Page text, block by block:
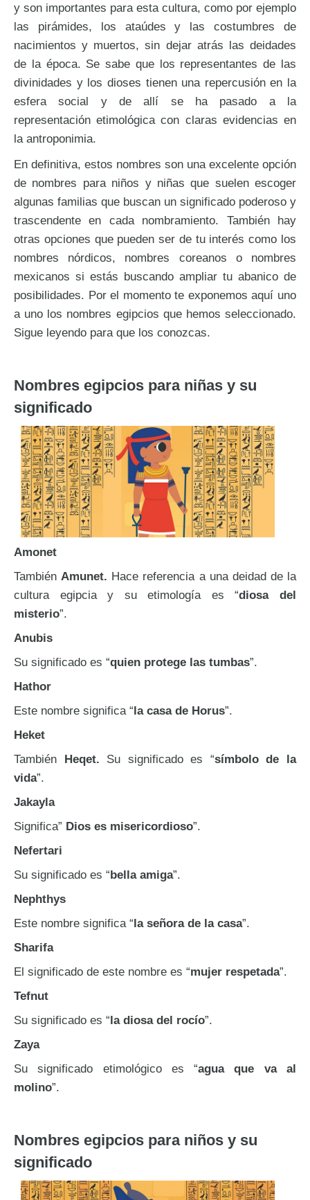
y son importantes para esta cultura, como por ejemplo
las pirámides, los ataúdes y las costumbres de
nacimientos y muertos, sin dejar atrás las deidades
de la época. Se sabe que los representantes de las
divinidades y los dioses tienen una repercusión en la
esfera social y de allí se ha pasado a la
representación etimológica con claras evidencias en
la antroponimia.
En definitiva, estos nombres son una excelente opción
de nombres para niños y niñas que suelen escoger
algunas familias que buscan un significado poderoso y
trascendente en cada nombramiento. También hay
otras opciones que pueden ser de tu interés como los
nombres nórdicos, nombres coreanos o nombres
mexicanos si estás buscando ampliar tu abanico de
posibilidades. Por el momento te exponemos aquí uno
a uno los nombres egipcios que hemos seleccionado.
Sigue leyendo para que los conozcas.
Nombres egipcios para niñas y su
significado
Amonet
TambiénAmunet. Hace referencia a una deidad de la
cultura egipcia y su etimología es “diosa del
misterio”.
Anubis
Su significado es “quien protege las tumbas”.
Hathor
Este nombre significa “la casa de Horus”.
Heket
También Heqet. Su significado es “símbolo de la
vida”.
Jakayla
Significa” Dios es misericordioso”.
Nefertari
Su significado es “bella amiga”.
Nephthys
Este nombre significa “la señora de la casa”.
Sharifa
El significado de este nombre es “mujer respetada”.
Tefnut
Su significado es “la diosa del rocío”.
Zaya
Su significado etimológico es “agua que va al
molino”.
Nombres egipcios para niños y su
significado